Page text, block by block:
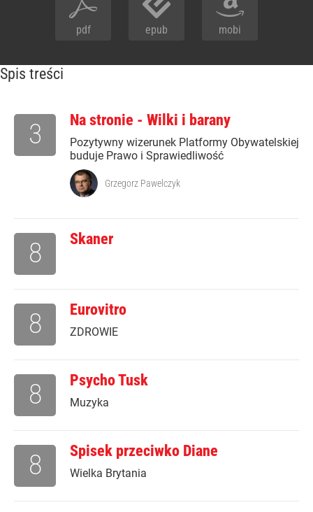
pdf epub mobi
Spis treści
Na stronie - Wilki i barany
Pozytywny wizerunek Platformy Obywatelskiej
buduje Prawo i Sprawiedliwość
3
Grzegorz Pawelczyk
Skaner
8
Eurovitro
ZDROWIE
8
Psycho Tusk
Muzyka
8
Spisek przeciwko Diane
Wielka Brytania
8